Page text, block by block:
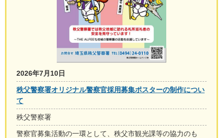
2026年7月10日
秩父警察署オリジナル警察官採用募集ポスターの制作につい
て
秩父警察署
警察官募集活動の一環として、秩父市観光課等の協力のも